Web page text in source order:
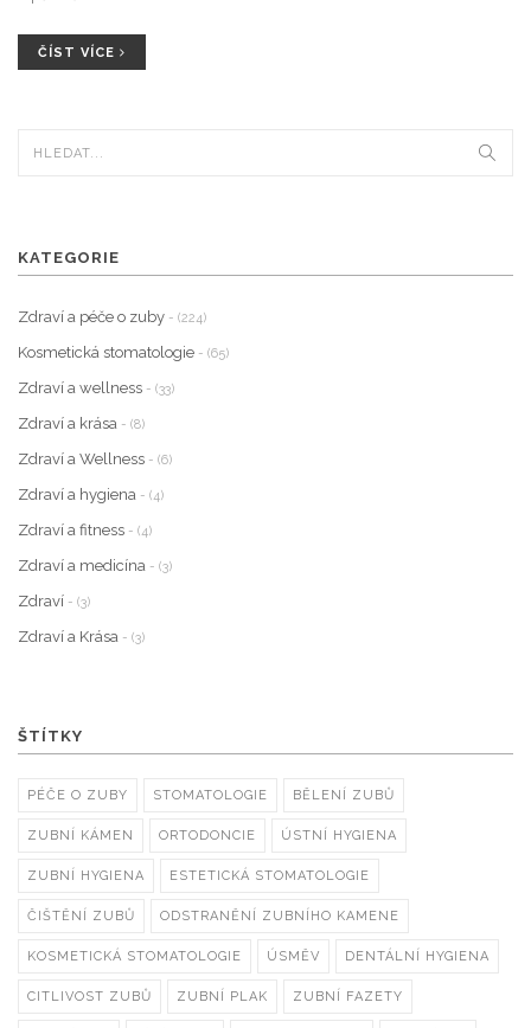
ČÍST VÍCE
KATEGORIE
Zdraví a péče o zuby - (224)
Kosmetická stomatologie - (65)
Zdraví a wellness - (33)
Zdraví a krása - (8)
Zdraví a Wellness - (6)
Zdraví a hygiena - (4)
Zdraví a fitness - (4)
Zdraví a medicína - (3)
Zdraví - (3)
Zdraví a Krása - (3)
ŠTÍTKY
PÉČE O ZUBY STOMATOLOGIE BĚLENÍ ZUBŮ
ZUBNÍ KÁMEN ORTODONCIE ÚSTNÍ HYGIENA
ZUBNÍ HYGIENA ESTETICKÁ STOMATOLOGIE
ČIŠTĚNÍ ZUBŮ ODSTRANĚNÍ ZUBNÍHO KAMENE
KOSMETICKÁ STOMATOLOGIE ÚSMĚV DENTÁLNÍ HYGIENA
CITLIVOST ZUBŮ ZUBNÍ PLAK ZUBNÍ FAZETY